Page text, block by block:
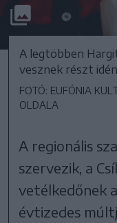
A legtöbben
vesznek részt
FOTÓ: EUFÓNIA
OLDALA
A regionális
szervezik, a
vetélkedőnek
évtizedes